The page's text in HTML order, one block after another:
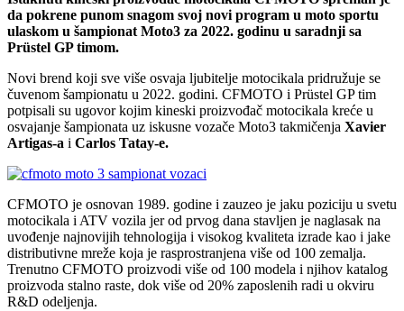
da pokrene punom snagom svoj novi program u moto sportu
ulaskom u šampionat Moto3 za 2022. godinu u saradnji sa
Prüstel GP timom.
Novi brend koji sve više osvaja ljubitelje motocikala pridružuje se
čuvenom šampionatu u 2022. godini. CFMOTO i Prüstel GP tim
potpisali su ugovor kojim kineski proizvođač motocikala kreće u
osvajanje šampionata uz iskusne vozače Moto3 takmičenja Xavier
Artigas-a i Carlos Tatay-e.
CFMOTO je osnovan 1989. godine i zauzeo je jaku poziciju u svetu
motocikala i ATV vozila jer od prvog dana stavljen je naglasak na
uvođenje najnovijih tehnologija i visokog kvaliteta izrade kao i jake
distributivne mreže koja je rasprostranjena više od 100 zemalja.
Trenutno CFMOTO proizvodi više od 100 modela i njihov katalog
proizvoda stalno raste, dok više od 20% zaposlenih radi u okviru
R&D odeljenja.